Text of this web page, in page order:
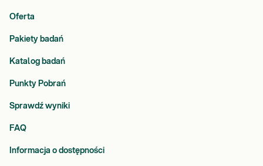
Oferta
Pakiety badań
Katalog badań
Punkty Pobrań
Sprawdź wyniki
FAQ
Informacja o dostępności